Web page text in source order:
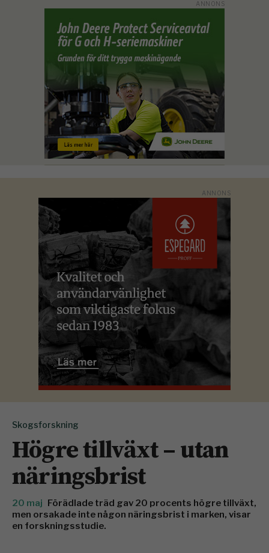
Skogsforskning
Högre tillväxt – utan
näringsbrist
20 maj
Förädlade träd gav 20 procents högre tillväxt,
men orsakade inte någon näringsbrist i marken, visar
en forskningsstudie.